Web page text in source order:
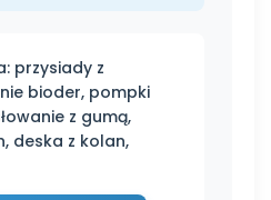
przysiady z
bioder, pompki
z gumą,
deska z kolan,